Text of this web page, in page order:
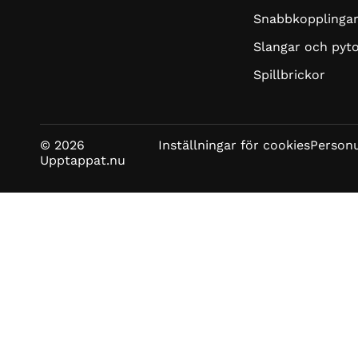
Snabbkopplingar
Slangar och
Spillbrickor
© 2026
Upptappat.nu
Inställningar för cookies